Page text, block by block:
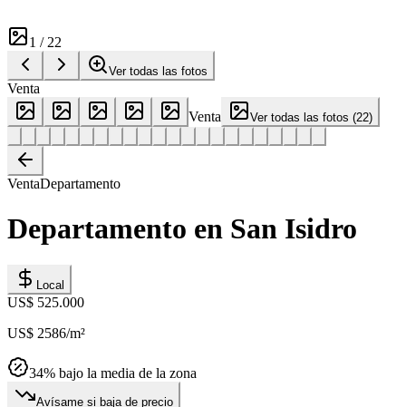
1 /22
Ver todas las fotos
Venta
Venta
Ver todas las fotos (22)
VentaDepartamento
Departamento en San Isidro
Local
US$ 525.000
US$ 2586/m²
34% bajo la media de la zona
Avísame si baja de precio